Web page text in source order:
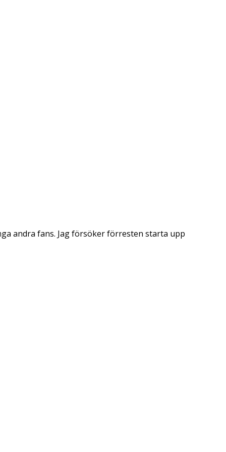
andra fans. Jag försöker förresten starta upp